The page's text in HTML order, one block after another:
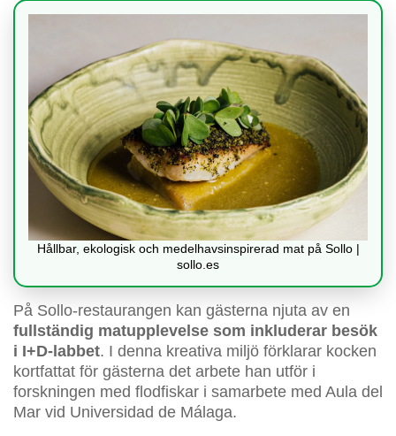
Hållbar, ekologisk och medelhavsinspirerad mat på Sollo |
sollo.es
På Sollo-restaurangen kan gästerna njuta av en
fullständig matupplevelse som inkluderar besök
i I+D-labbet. I denna kreativa miljö förklarar kocken
kortfattat för gästerna det arbete han utför i
forskningen med flodfiskar i samarbete med Aula del
Mar vid Universidad de Málaga.